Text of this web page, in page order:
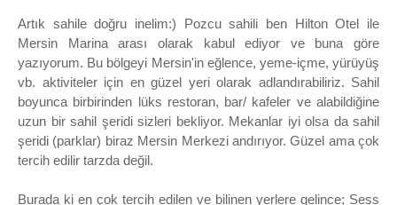
Artık sahile doğru inelim:) Pozcu sahili ben Hilton Otel ile
Mersin Marina arası olarak kabul ediyor ve buna göre
yazıyorum. Bu bölgeyi Mersin'in eğlence, yeme-içme, yürüyüş
vb. aktiviteler için en güzel yeri olarak adlandırabiliriz. Sahil
boyunca birbirinden lüks restoran, bar/ kafeler ve alabildiğine
uzun bir sahil şeridi sizleri bekliyor. Mekanlar iyi olsa da sahil
şeridi (parklar) biraz Mersin Merkezi andırıyor. Güzel ama çok
tercih edilir tarzda değil.
Burada ki en çok tercih edilen ve bilinen yerlere gelince; Sess